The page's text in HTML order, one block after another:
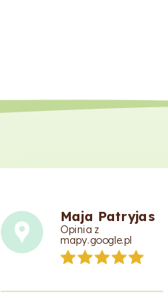
Maja Patryjas
Opinia z
mapy.google.pl